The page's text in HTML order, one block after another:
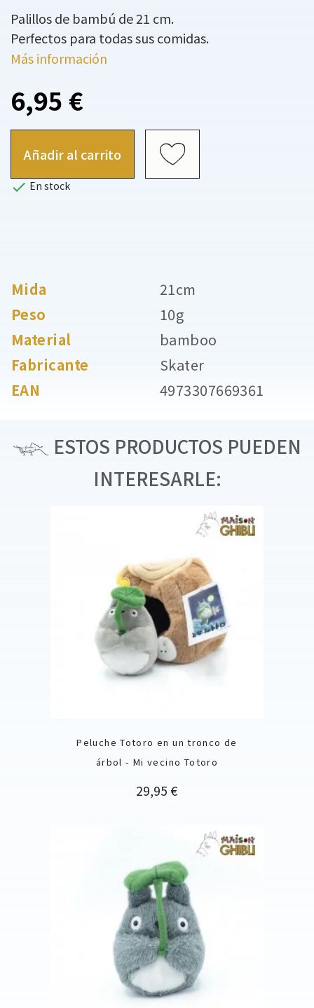
Palillos de bambú de 21 cm.
Perfectos para todas sus comidas.
Más información
6,95 €
Añadir al carrito
 En stock
Mida
21cm
Peso
10g
Material
bamboo
Fabricante
Skater
EAN
4973307669361
ESTOS PRODUCTOS PUEDEN
INTERESARLE:
Peluche Totoro en un tronco de
árbol - Mi vecino Totoro
Precio
29,95 €